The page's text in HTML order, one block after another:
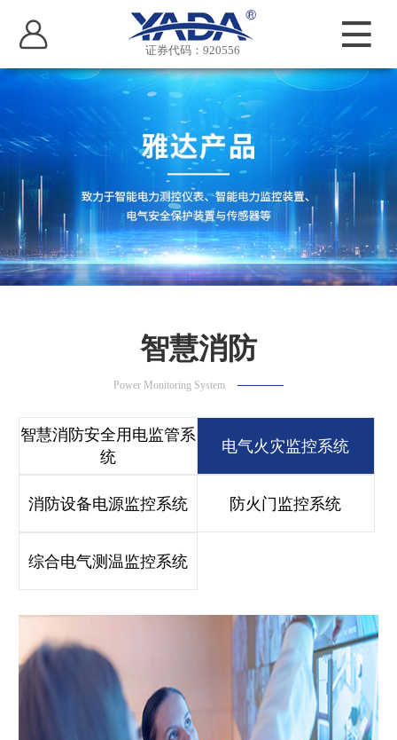
证券代码：920556
智慧消防
Power Monitoring System
智慧消防安全用电监管系
统
电气火灾监控系统
消防设备电源监控系统 防火门监控系统
综合电气测温监控系统